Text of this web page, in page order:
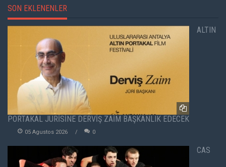
SON EKLENENLER
ALTIN
PORTAKAL JÜRİSİNE DERVİŞ ZAİM BAŞKANLIK EDECEK
05 Agustos 2026 0
CAS